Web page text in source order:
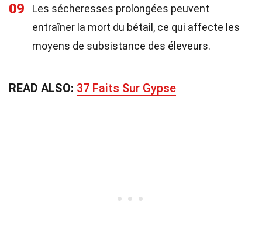
09
Les sécheresses prolongées peuvent
entraîner la mort du bétail, ce qui affecte les
moyens de subsistance des éleveurs.
READ ALSO: 37 Faits Sur Gypse